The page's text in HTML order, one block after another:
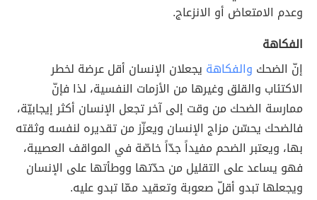
وعدم الامتعاض أو الانزعاج.
الفكاهة
إنّ الضحك والفكاهة يجعلان الإنسان أقل عرضة لخطر
الاكتئاب والقلق وغيرها من الأزمات النفسية، لذا فإنّ
ممارسة الضحك من وقت إلى آخر تجعل الإنسان أكثر إيجابيّة،
فالضحك يحسّن مزاج الإنسان ويعزّز من تقديره لنفسه وثقته
بها، ويعتبر الضحم مفيداً جدّاً خاصّة في المواقف العصيبة،
فهو يساعد على التقليل من حدّتها ووطأتها على الإنسان
ويجعلها تبدو أقلّ صعوبة وتعقيد ممّا تبدو عليه.